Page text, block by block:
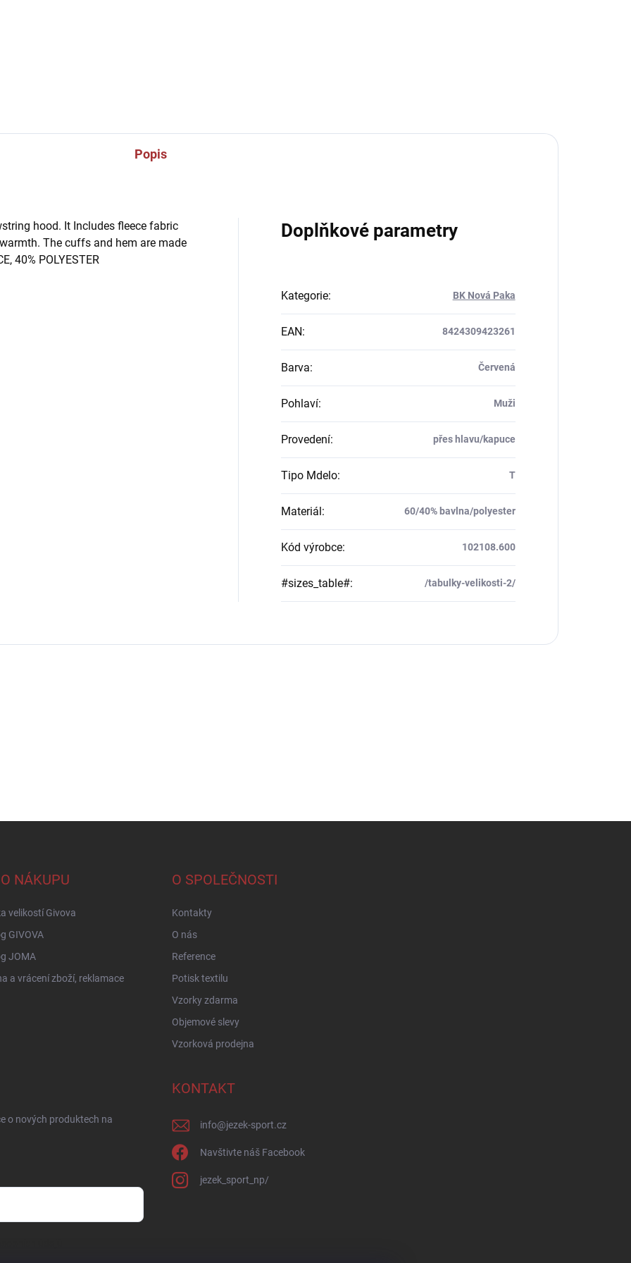
Popis
hood. It Includes fleece fabric
The cuffs and hem are made
40% POLYESTER
Doplňkové parametry
Kategorie: BK Nová Paka
EAN: 8424309423261
Barva: Červená
Pohlaví: Muži
Provedení: přes hlavu/kapuce
Tipo Mdelo: T
Materiál: 60/40% bavlna/polyester
Kód výrobce: 102108.600
#sizes_table#: /tabulky-velikosti-2/
NÁKUPU
velikostí Givova
GIVOVA
JOMA
a vrácení zboží, reklamace
O SPOLEČNOSTI
Kontakty
O nás
Reference
Potisk textilu
Vzorky zdarma
Objemové slevy
Vzorková prodejna
o nových produktech na
KONTAKT
info@jezek-sport.cz
Navštivte náš Facebook
jezek_sport_np/